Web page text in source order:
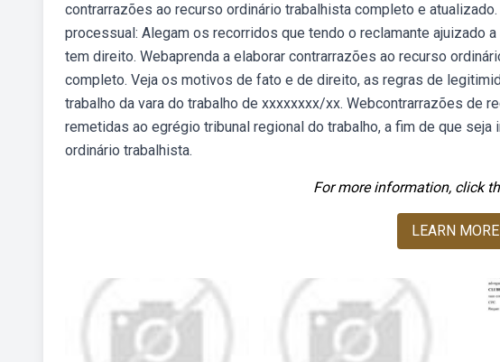
contrarrazões ao recurso ordinário trabalhista completo e
processual: Alegam os recorridos que tendo o reclamante ajuizado
tem direito. Webaprenda a elaborar contrarrazões ao recurso
completo. Veja os motivos de fato e de direito, as regras de
trabalho da vara do trabalho de xxxxxxxx/xx. Webcontrarrazões de
remetidas ao egrégio tribunal regional do trabalho, a fim de que
ordinário trabalhista.
For more information, click
LEARN MORE